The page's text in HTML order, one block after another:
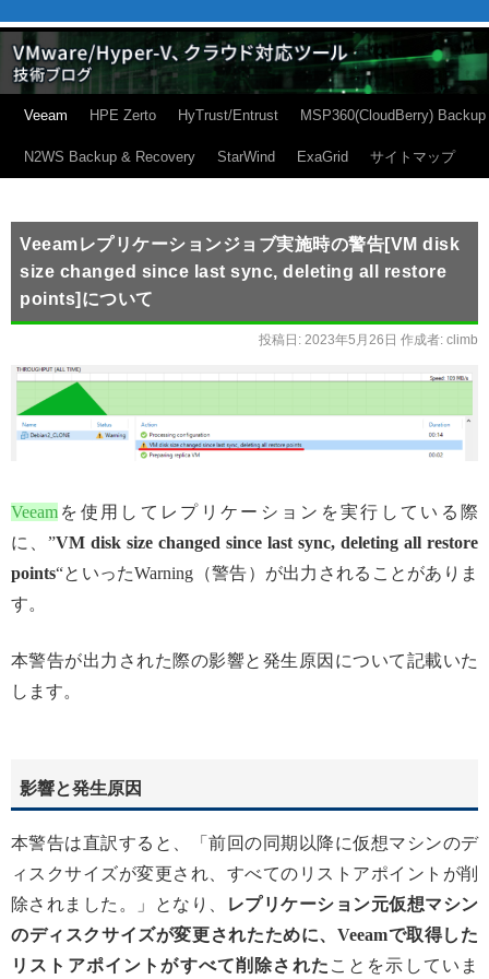
Veeam HPE Zerto HyTrust/Entrust MSP360(CloudBerry) Backup
N2WS Backup & Recovery StarWind ExaGrid サイトマップ
Veeamレプリケーションジョブ実施時の警告[VM disk
size changed since last sync, deleting all restore
points]について
投稿日: 2023年5月26日 作成者: climb
Veeam を使用してレプリケーションを実行している際
に、”VM disk size changed since last sync, deleting all restore
points“といったWarning（警告）が出力されることがありま
す。
本警告が出力された際の影響と発生原因について記載いた
します。
影響と発生原因
本警告は直訳すると、「前回の同期以降に仮想マシンのデ
ィスクサイズが変更され、すべてのリストアポイントが削
除されました。」となり、
レプリケーション元仮想マシン
のディスクサイズが変更されたために、Veeamで取得した
リストアポイントがすべて削除された ことを示していま